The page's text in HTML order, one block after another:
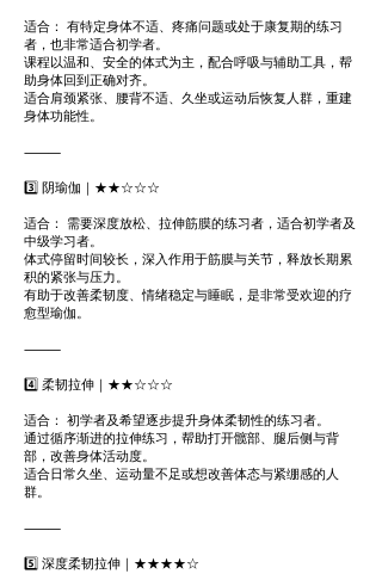
适合： 有特定身体不适、疼痛问题或处于康复期的练习
者，也非常适合初学者。
课程以温和、安全的体式为主，配合呼吸与辅助工具，帮
助身体回到正确对齐。
适合肩颈紧张、腰背不适、久坐或运动后恢复人群，重建
身体功能性。
⸻
3️⃣ 阴瑜伽｜★★☆☆☆
适合： 需要深度放松、拉伸筋膜的练习者，适合初学者及
中级学习者。
体式停留时间较长，深入作用于筋膜与关节，释放长期累
积的紧张与压力。
有助于改善柔韧度、情绪稳定与睡眠，是非常受欢迎的疗
愈型瑜伽。
⸻
4️⃣ 柔韧拉伸｜★★☆☆☆
适合： 初学者及希望逐步提升身体柔韧性的练习者。
通过循序渐进的拉伸练习，帮助打开髋部、腿后侧与背
部，改善身体活动度。
适合日常久坐、运动量不足或想改善体态与紧绷感的人
群。
⸻
5️⃣ 深度柔韧拉伸｜★★★★☆